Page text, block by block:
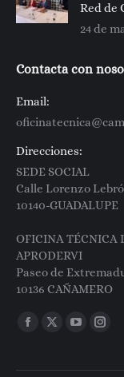
Red de
24 de
Contacta con
Email:
Direcciones:
SEDE SOCIAL
Calle Lorenzo
10140-GUADALUPE
OFICINA TÉCNICA
APRODERVI
Paseo de
10136 CAÑAMERO
Encuéntranos en:
Facebook
opens
X
opens
YouTube
opens